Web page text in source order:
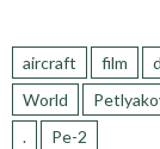
aircraft film
World
.
Pe-2